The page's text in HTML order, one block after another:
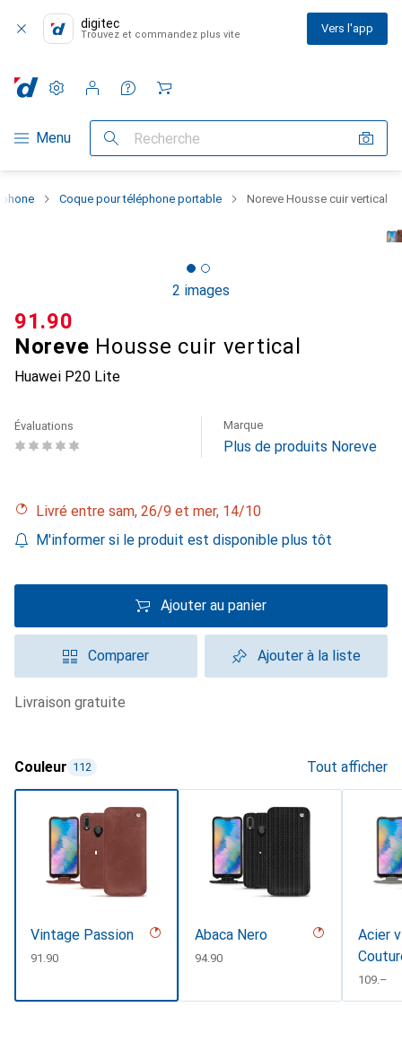
digitec
Trouvez et commandez plus vite Vers l'app
Navigation par catégorie
Menu Recherche
Paramètres
Compte client
Listes de comparaison
Listes d'envies
Panier
Coque pour téléphone portable Noreve Housse cuir vertical
2 images
Noreve Housse cuir vertical
Huawei P20 Lite
CHF
91.90
Évaluations Marque
Plus de produits Noreve
Livré entre sam, 26/9 et mer, 14/10
M'informer si le produit est disponible plus tôt
Ajouter au panier
Comparer Ajouter à la liste
livraison gratuite
Couleur 112 Tout afficher
Vintage Passion
CHF
91.90
Abaca Nero
CHF
94.90
Acier
CHF
109.–